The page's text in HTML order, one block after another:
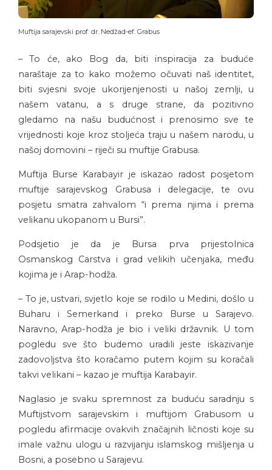
Muftija sarajevski prof. dr. Nedžad-ef. Grabus
– To će, ako Bog da, biti inspiracija za buduće
naraštaje za to kako možemo očuvati naš identitet,
biti svjesni svoje ukorijenjenosti u našoj zemlji, u
našem vatanu, a s druge strane, da pozitivno
gledamo na našu budućnost i prenosimo sve te
vrijednosti koje kroz stoljeća traju u našem narodu, u
našoj domovini – riječi su muftije Grabusa.
Muftija Burse Karabayir je iskazao radost posjetom
muftije sarajevskog Grabusa i delegacije, te ovu
posjetu smatra zahvalom “i prema njima i prema
velikanu ukopanom u Bursi”.
Podsjetio je da je Bursa prva prijestolnica
Osmanskog Carstva i grad velikih učenjaka, među
kojima je i Arap-hodža.
– To je, ustvari, svjetlo koje se rodilo u Medini, došlo u
Buharu i Semerkand i preko Burse u Sarajevo.
Naravno, Arap-hodža je bio i veliki državnik. U tom
pogledu sve što budemo uradili jeste iskazivanje
zadovoljstva što koračamo putem kojim su koračali
takvi velikani – kazao je muftija Karabayir.
Naglasio je svaku spremnost za buduću saradnju s
Muftijstvom sarajevskim i muftijom Grabusom u
pogledu afirmacije ovakvih značajnih ličnosti koje su
imale važnu ulogu u razvijanju islamskog mišljenja u
Bosni, a posebno u Sarajevu.